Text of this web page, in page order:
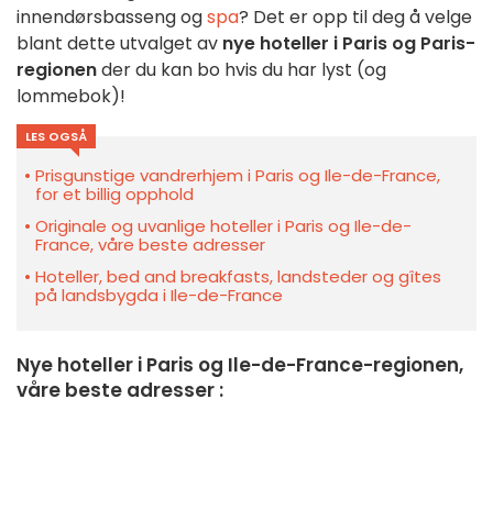
innendørsbasseng ogspa? Det er opp til deg å velge
blant dette utvalget av nye hoteller i Paris og Paris-
regionender du kan bo hvis du har lyst (og
lommebok)!
LES OGSÅ
Prisgunstige vandrerhjem i Paris og Ile-de-France,
for et billig opphold
Originale og uvanlige hoteller i Paris og Ile-de-
France, våre beste adresser
Hoteller, bed and breakfasts, landsteder og gîtes
på landsbygda i Ile-de-France
Nye hoteller i Paris og Ile-de-France-regionen,
våre beste adresser :